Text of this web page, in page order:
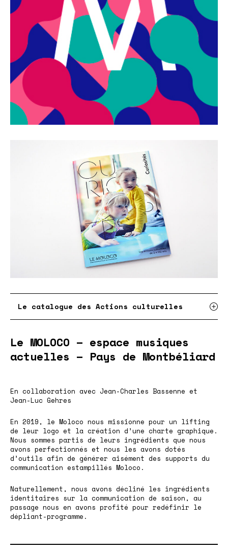
Le catalogue des Actions culturelles
Le MOLOCO – espace musiques
actuelles – Pays de Montbéliard
En collaboration avec Jean-Charles Bassenne et
Jean-Luc Gehres
En 2019, le Moloco nous missionne pour un lifting
de leur logo et la création d’une charte graphique.
Nous sommes partis de leurs ingrédients que nous
avons perfectionnés et nous les avons dotés
d’outils afin de générer aisément des supports du
communication estampillés Moloco.
Naturellement, nous avons décliné les ingrédients
identitaires sur la communication de saison, au
passage nous en avons profité pour redéfinir le
dépliant-programme.